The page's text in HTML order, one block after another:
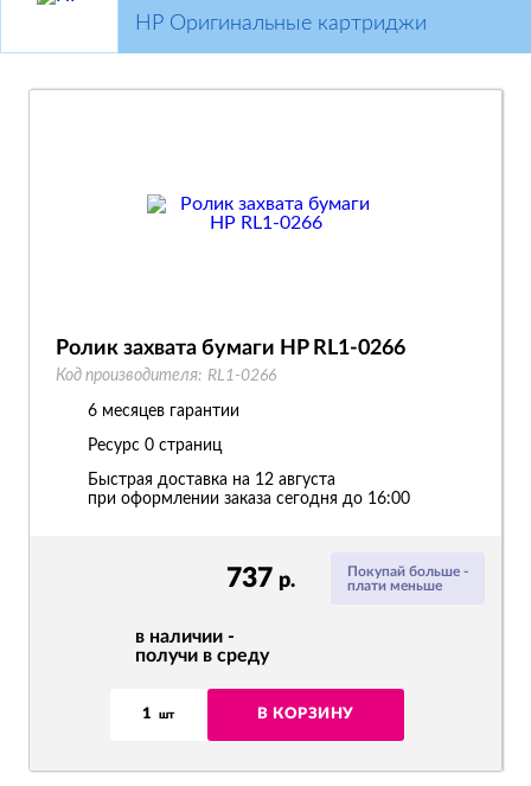
HP Оригинальные картриджи
Покупай больше -
плати меньше
737 р.
в наличии -
получи в среду
1 шт В КОРЗИНУ
Ролик захвата бумаги HP RL1-0266
Код производителя: RL1-0266
6 месяцев гарантии
Ресурс 0 страниц
Быстрая доставка на 12 августа
при оформлении заказа сегодня до 16:00